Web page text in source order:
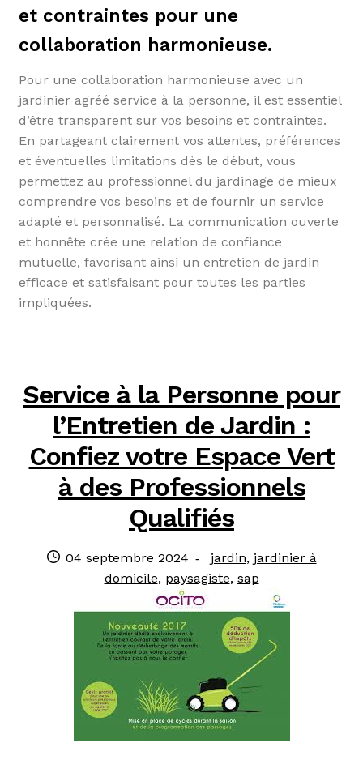
et contraintes pour une
collaboration harmonieuse.
Pour une collaboration harmonieuse avec un
jardinier agréé service à la personne, il est essentiel
d’être transparent sur vos besoins et contraintes.
En partageant clairement vos attentes, préférences
et éventuelles limitations dès le début, vous
permettez au professionnel du jardinage de mieux
comprendre vos besoins et de fournir un service
adapté et personnalisé. La communication ouverte
et honnête crée une relation de confiance
mutuelle, favorisant ainsi un entretien de jardin
efficace et satisfaisant pour toutes les parties
impliquées.
Service à la Personne pour
l’Entretien de Jardin :
Confiez votre Espace Vert
à des Professionnels
Qualifiés
Publié
04 septembre 2024
Catégories
:
jardin, jardinier à
domicile, paysagiste, sap